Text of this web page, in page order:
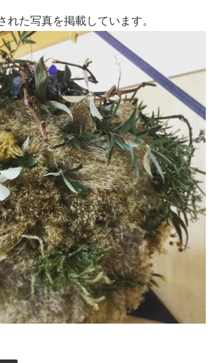
れた写真を掲載しています。